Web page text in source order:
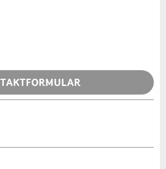
für die Kontaktpersonen